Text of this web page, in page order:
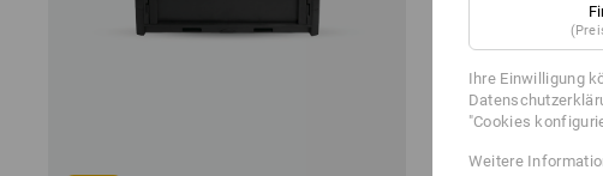
Ihre Einwilligung
"Cookies
Weitere